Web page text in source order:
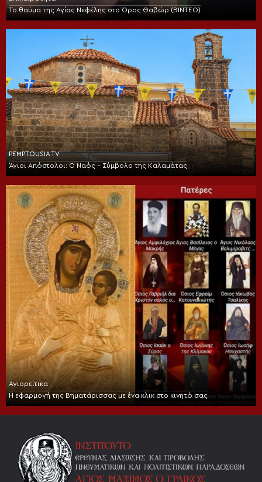
Το θαύμα της Αγίας Νεφέλης στο Όρος Θαβώρ (ΒΙΝΤΕΟ)
PEMPTOUSIA TV
Άγιοι Απόστολοι: Ο Ναός – Σύμβολο της Καλαμάτας
Αγιορείτικα
Η εφαρμογή της Βηματάρισσας με ένα κλικ στο κινητό σας